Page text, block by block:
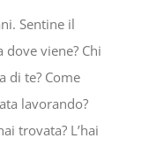
Sentine il
dove viene? Chi
di te? Come
lavorando?
trovata? L’hai